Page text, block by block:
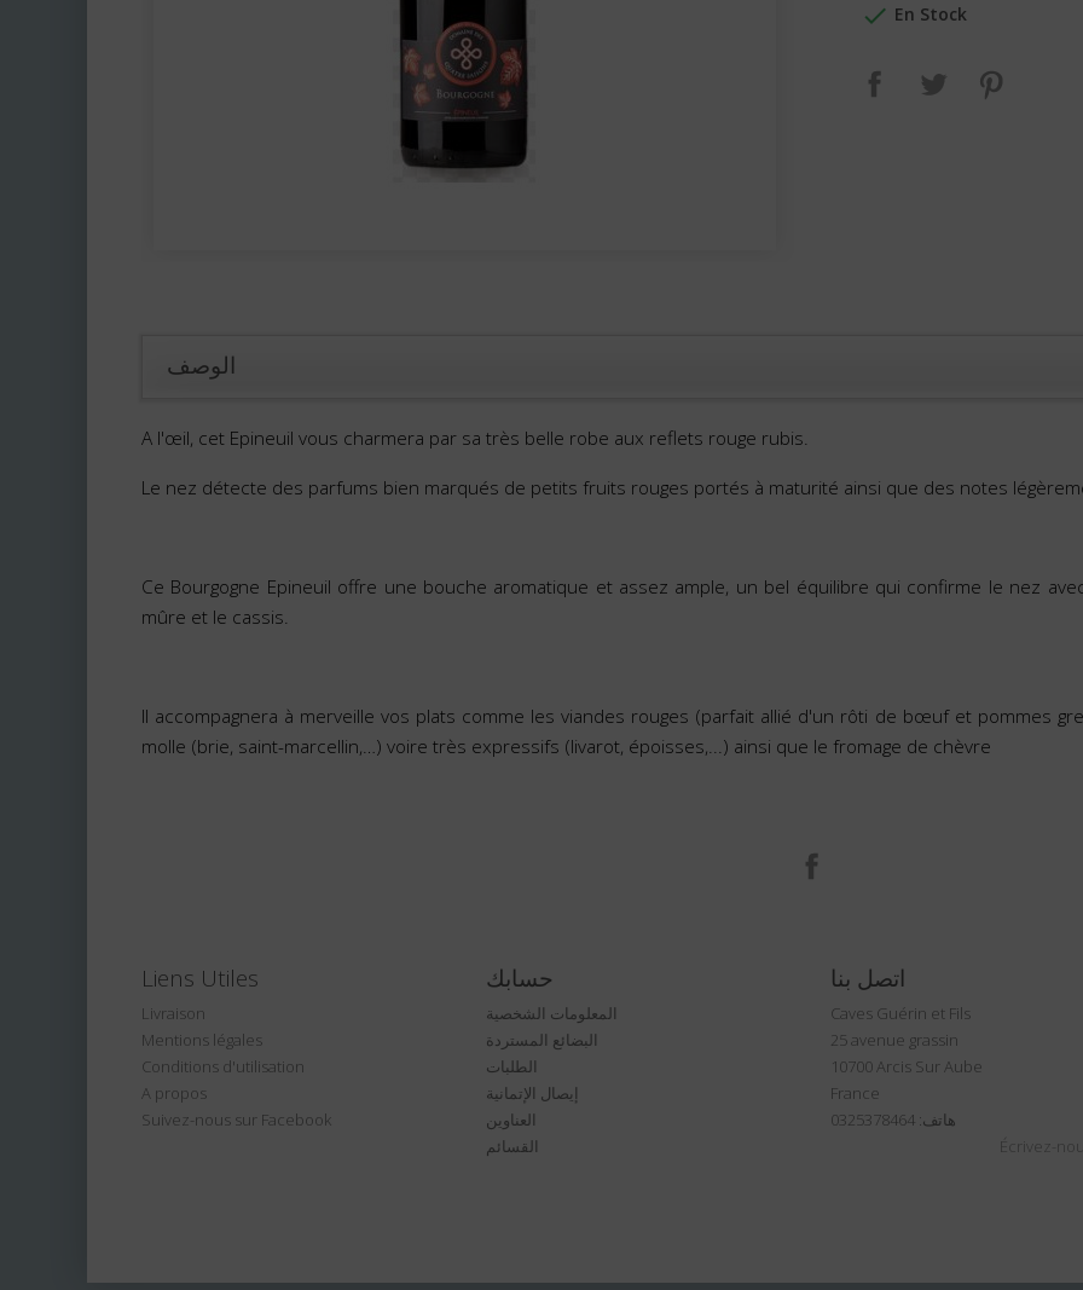
 En Stock
مشاركة تغريدة
الوصف
A l'œil, cet Epineuil vous charmera par sa très belle robe aux reflets rouge rubis.
Le nez détecte des parfums bien marqués de petits fruits rouges portés à maturité ainsi que des notes
Ce Bourgogne Epineuil offre une bouche aromatique et assez ample, un bel équilibre qui confirme le nez
mûre et le cassis.
Il accompagnera à merveille vos plats comme les viandes rouges (parfait allié d'un rôti de bœuf et pommes
molle (brie, saint-marcellin,…) voire très expressifs (livarot, époisses,...) ainsi que le fromage de chèvre
Liens Utiles
Livraison
Mentions légales
Conditions d'utilisation
A propos
Suivez-nous sur Facebook
حسابك
المعلومات الشخصية
البضائع المستردة
الطلبات
إيصال الإتمانية
العناوين
القسائم
اتصل بنا
Caves Guérin et Fils
25 avenue grassin
10700 Arcis Sur Aube
France
هاتف: 0325378464
Écrivez-